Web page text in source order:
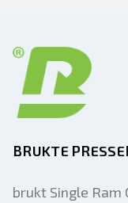
BRUKTE
brukt Single Ram